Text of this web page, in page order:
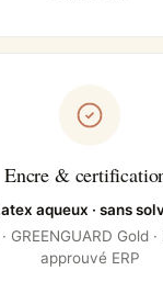
Encre &
aqueux · sans
GREENGUARD Gold
approuvé ERP